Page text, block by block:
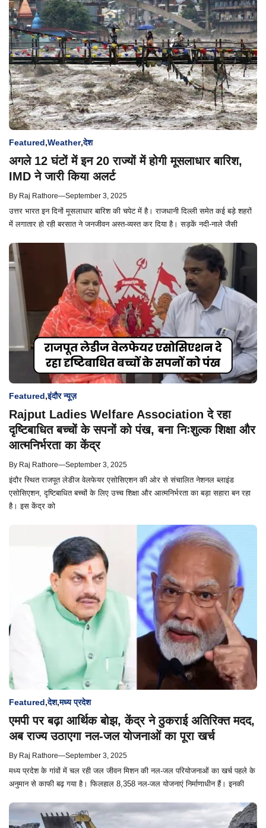
Featured,Weather,देश
अगले 12 घंटों में इन 20 राज्यों में होगी मूसलाधार बारिश,
IMD ने जारी किया अलर्ट
By Raj Rathore—September 3, 2025
उत्तर भारत इन दिनों मूसलाधार बारिश की चपेट में है। राजधानी दिल्ली समेत कई बड़े शहरों
में लगातार हो रही बरसात ने जनजीवन अस्त-व्यस्त कर दिया है। सड़कें नदी-नाले जैसी
Featured,इंदौर न्यूज़
Rajput Ladies Welfare Association दे रहा
दृष्टिबाधित बच्चों के सपनों को पंख, बना निःशुल्क शिक्षा और
आत्मनिर्भरता का केंद्र
By Raj Rathore—September 3, 2025
इंदौर स्थित राजपूत लेडीज वेलफेयर एसोसिएशन की ओर से संचालित नेशनल ब्लाइंड
एसोसिएशन, दृष्टिबाधित बच्चों के लिए उच्च शिक्षा और आत्मनिर्भरता का बड़ा सहारा बन रहा
है। इस केंद्र को
Featured,देश,मध्य प्रदेश
एमपी पर बढ़ा आर्थिक बोझ, केंद्र ने ठुकराई अतिरिक्त मदद,
अब राज्य उठाएगा नल-जल योजनाओं का पूरा खर्च
By Raj Rathore—September 3, 2025
मध्य प्रदेश के गांवों में चल रही जल जीवन मिशन की नल-जल परियोजनाओं का खर्च पहले के
अनुमान से काफी बढ़ गया है। फिलहाल 8,358 नल-जल योजनाएं निर्माणाधीन हैं। इनकी